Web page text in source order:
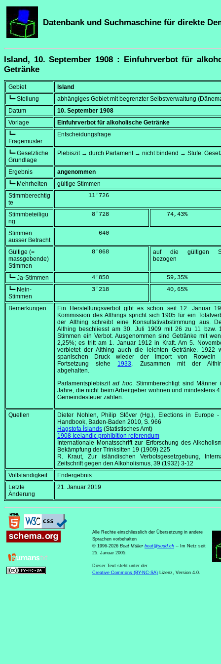
Datenbank und Suchmaschine für direkte
Island, 10. September 1908 : Einfuhrverbot für
Getränke
Gebiet
Island
┗━ Stellung
abhängiges Gebiet mit begrenzter Selbstverwaltung
Datum
10. September 1908
Vorlage
Einfuhrverbot für alkoholische Getränke
┗━
Fragemuster
Entscheidungsfrage
┗━ Gesetzliche
Grundlage
Plebiszit → durch Parlament → nicht bindend → Stufe:
Ergebnis
angenommen
┗━ Mehrheiten
gültige Stimmen
Stimmberechtig
te
         11'726
Stimmbeteiligu
ng
          8'728
    74,43
%
Stimmen
ausser Betracht
            640
Gültige (=
massgebende)
Stimmen
          8'068
auf die gültigen
bezogen
┗━ Ja-Stimmen
          4'850
    59,35
%
┗━ Nein-
Stimmen
          3'218
    40,65
%
Bemerkungen Ein Herstellungsverbot gibt es schon seit 12. Januar
Kommission des Althings spricht sich 1905 für ein
der Althing schreibt eine Konsultativabstimmung aus.
Althing beschliesst am30. Juli 1909mit 26 zu 11 bzw.
Stimmen ein Verbot. Ausgenommen sind Getränke mit
2,25%; es tritt am 1. Januar 1912 in Kraft. Am5.
verbietet der Althing auch die leichten Getränke. 1922
spanischen Druck wieder der Import von Rotwein
Fortsetzung siehe 1933. Zusammen mit der
abgehalten.
Parlamentsplebiszitad hoc. Stimmberechtigt sind Männer
Jahre, die nicht beim Arbeitgeber wohnen und mindestens
Gemeindesteuer zahlen.
Quellen Dieter Nohlen, Philip Stöver (Hg.),
Elections in Europe
Handbook, Baden-Baden 2010, S. 966
Hagstofa Íslands (Statistisches Amt)
1908 Icelandic prohibition referendum
Internationale Monatsschrift zur Erforschung des
Bekämpfung der Trinksitten 19 (1909) 225
R. Kraut, Zur isländischen Verbotsgesetzgebung,
Zeitschrift gegen den Alkoholismus, 39 (1932) 3-12
Vollständigkeit
Endergebnis
Letzte
Änderung
21. Januar 2019
Alle Rechte einschliesslich der Übersetzung in andere
Sprachen vorbehalten
© 1996-2026 Beat Müller beat@sudd.ch -- Im Netz seit
25. Januar 2005.
Dieser Text steht unter der
Creative Commons (BY-NC-SA) Lizenz, Version 4.0.